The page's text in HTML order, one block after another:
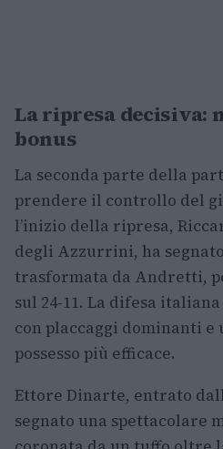
La ripresa decisiva:
bonus
La seconda parte della
prendere il controllo del
l’inizio della ripresa,
degli Azzurrini, ha
trasformata da Andretti,
sul 24-11. La difesa
con placcaggi dominanti e
possesso più efficace.
Ettore Dinarte, entrato
segnato una spettacolare